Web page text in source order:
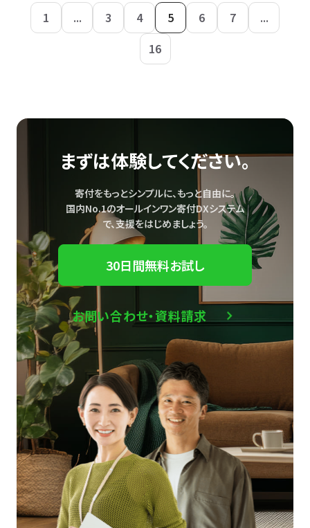
1 ... 3 4 5 6 7
...
16
まずは体験してください。
寄付をもっとシンプルに、もっと自由に。
国内No.1のオールインワン寄付DXシステム
で、支援をはじめましょう。
30日間無料お試し
お問い合わせ・資料請求